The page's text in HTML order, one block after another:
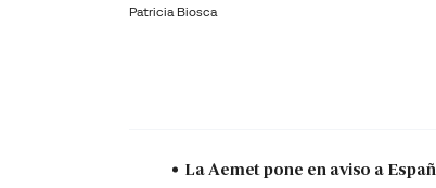
Patricia Biosca
La Aemet pone en aviso a